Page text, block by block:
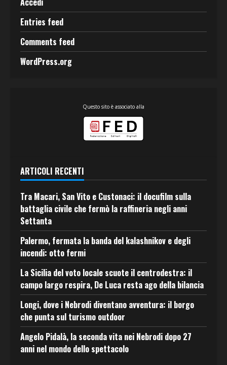
Entries feed
Comments feed
WordPress.org
Questo sito è associato alla
ARTICOLI RECENTI
Tra Macari, San Vito e Custonaci: il docufilm sulla
battaglia civile che fermò la raffineria negli anni
Settanta
Palermo, fermata la banda del kalashnikov e degli
incendi: otto fermi
La Sicilia del voto locale scuote il centrodestra: il
campo largo respira, De Luca resta ago della bilancia
Longi, dove i Nebrodi diventano avventura: il borgo
che punta sul turismo outdoor
Angelo Pidalà, la seconda vita nei Nebrodi dopo 27
anni nel mondo dello spettacolo